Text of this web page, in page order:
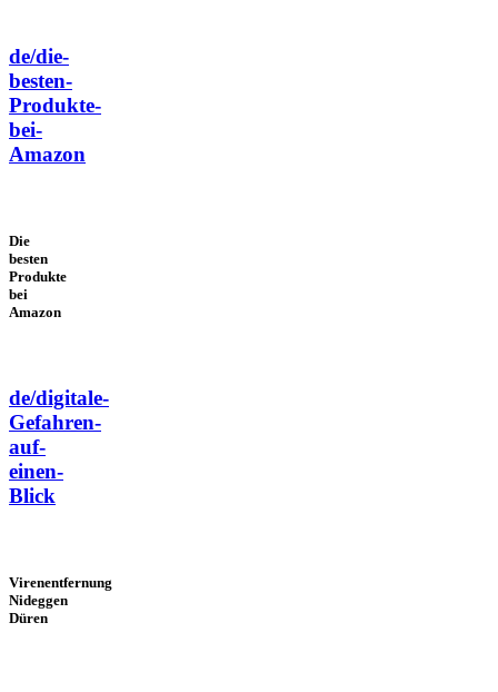
de/die-
besten-
Produkte-
bei-
Amazon
Die
besten
Produkte
bei
Amazon
de/digitale-
Gefahren-
auf-
einen-
Blick
Virenentfernung
Nideggen
Düren